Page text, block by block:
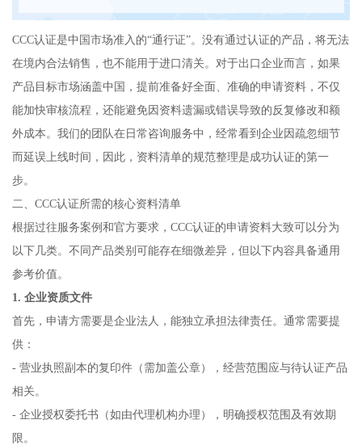
CCC认证是中国市场准入的“通行证”。没有通过认证的产品，将无法
在境内合法销售，也不能用于进口清关。对于出口企业而言，如果
产品目标市场涵盖中国，提前准备好全面、准确的申请资料，不仅
能加快审核流程，还能避免因资料遗漏或错误导致的反复修改和额
外成本。我们的团队在日常咨询服务中，经常看到企业因疏忽细节
而延误上线时间，因此，资料清单的规范整理是成功认证的第一
步。
二、CCC认证所需的核心资料清单
根据过往服务案例和官方要求，CCC认证的申请资料大致可以分为
以下几类。不同产品类别可能存在细微差异，但以下内容具备通用
参考价值。
1. 企业资质文件
首先，申请方需要是企业法人，能独立承担法律责任。通常需要提
供：
- 营业执照副本的复印件（需加盖公章），经营范围应与待认证产品
相关。
- 企业授权委托书（如由代理机构办理），明确授权范围及有效期
限。